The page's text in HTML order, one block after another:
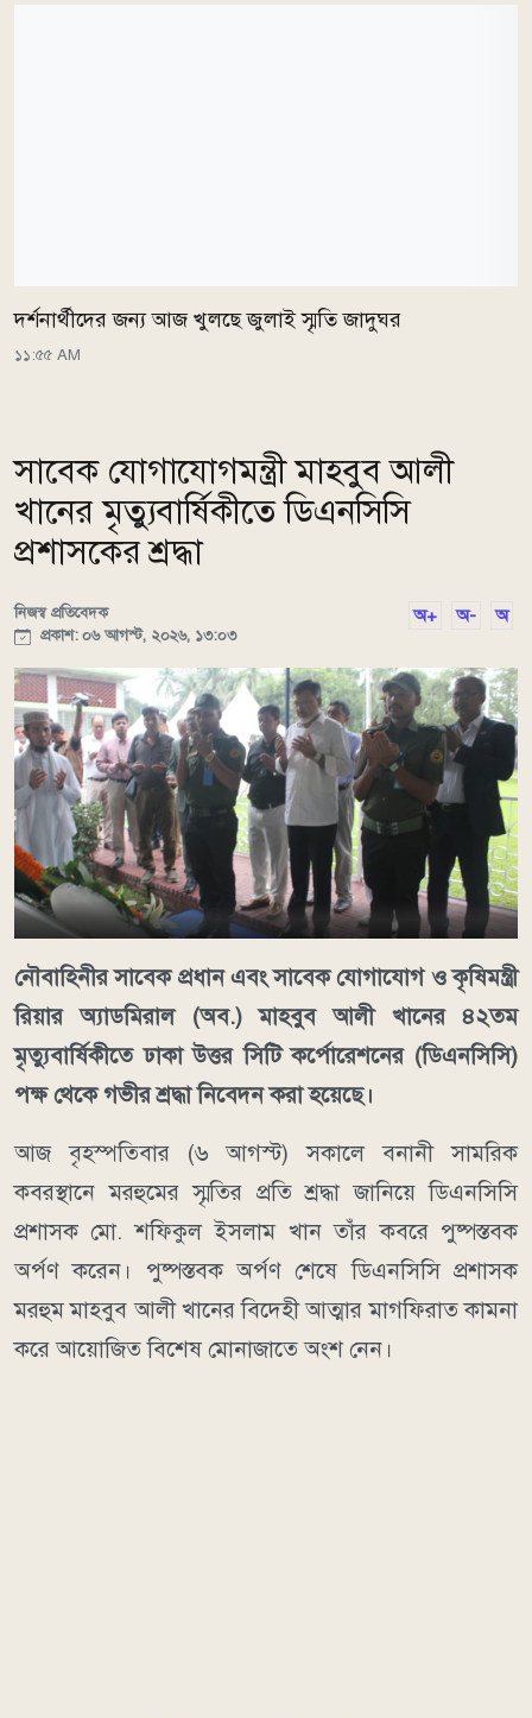
দর্শনার্থীদের জন্য আজ খুলছে জুলাই স্মৃতি জাদুঘর
১১:৫৫ AM
সাবেক যোগাযোগমন্ত্রী মাহবুব আলী
খানের মৃত্যুবার্ষিকীতে ডিএনসিসি
প্রশাসকের শ্রদ্ধা
নিজস্ব প্রতিবেদক
প্রকাশ: ০৬ আগস্ট, ২০২৬, ১৩:০৩
অ+ অ- অ
নৌবাহিনীর সাবেক প্রধান এবং সাবেক যোগাযোগ ও কৃষিমন্ত্রী
রিয়ার অ্যাডমিরাল (অব.) মাহবুব আলী খানের ৪২তম
মৃত্যুবার্ষিকীতে ঢাকা উত্তর সিটি কর্পোরেশনের (ডিএনসিসি)
পক্ষ থেকে গভীর শ্রদ্ধা নিবেদন করা হয়েছে।
আজ বৃহস্পতিবার (৬ আগস্ট) সকালে বনানী সামরিক
কবরস্থানে মরহুমের স্মৃতির প্রতি শ্রদ্ধা জানিয়ে ডিএনসিসি
প্রশাসক মো. শফিকুল ইসলাম খান তাঁর কবরে পুষ্পস্তবক
অর্পণ করেন। পুষ্পস্তবক অর্পণ শেষে ডিএনসিসি প্রশাসক
মরহুম মাহবুব আলী খানের বিদেহী আত্মার মাগফিরাত কামনা
করে আয়োজিত বিশেষ মোনাজাতে অংশ নেন।